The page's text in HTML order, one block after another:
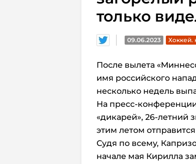
только
09.06.2023 Хоккей.
После вылета
имя российского
несколько недель
На пресс-
«дикарей», 26-летний
этим летом
Судя по всему,
начале мая Кирилла